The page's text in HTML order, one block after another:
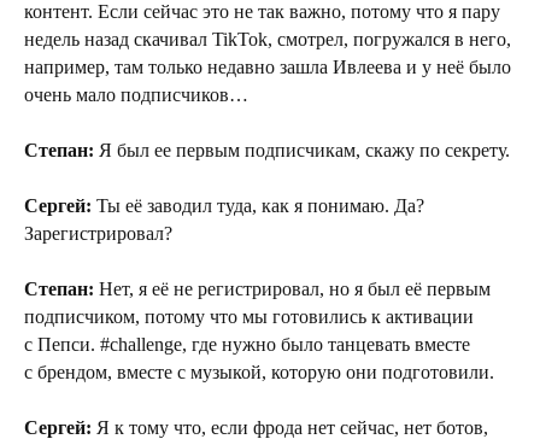
контент. Если сейчас это не так важно, потому что я пару
недель назад скачивал TikTok, смотрел, погружался в него,
например, там только недавно зашла Ивлеева и у неё было
очень мало подписчиков…
Степан: Я был ее первым подписчикам, скажу по секрету.
Сергей: Ты её заводил туда, как я понимаю. Да?
Зарегистрировал?
Степан: Нет, я её не регистрировал, но я был её первым
подписчиком, потому что мы готовились к активации
с Пепси. #challenge, где нужно было танцевать вместе
с брендом, вместе с музыкой, которую они подготовили.
Сергей: Я к тому что, если фрода нет сейчас, нет ботов,